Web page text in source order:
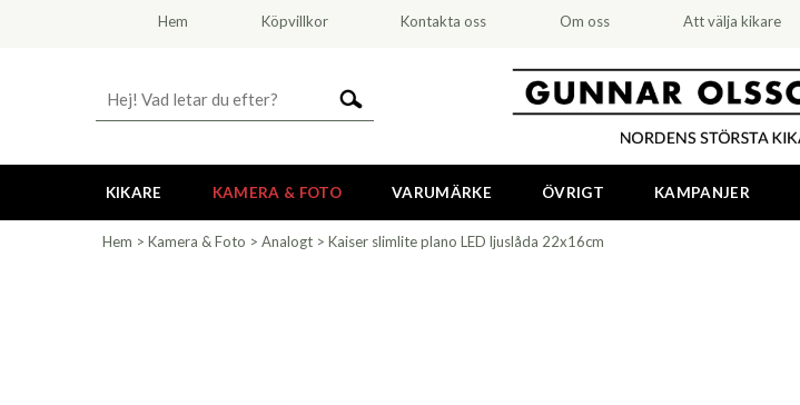
Hem Köpvillkor Kontakta oss Om oss Att välja kikare
KIKARE KAMERA & FOTO VARUMÄRKE ÖVRIGT KAMPANJER
Hem > Kamera & Foto > Analogt > Kaiser slimlite plano LED ljuslåda 22x16cm